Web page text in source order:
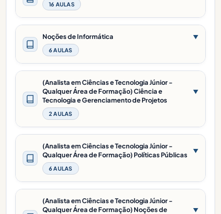
16 AULAS
Noções de Informática
6 AULAS
▼
(Analista em Ciências e Tecnologia Júnior -
Qualquer Área de Formação) Ciência e
Tecnologia e Gerenciamento de Projetos
2 AULAS
▼
(Analista em Ciências e Tecnologia Júnior -
Qualquer Área de Formação) Políticas Públicas
6 AULAS
▼
(Analista em Ciências e Tecnologia Júnior -
Qualquer Área de Formação) Noções de
▼